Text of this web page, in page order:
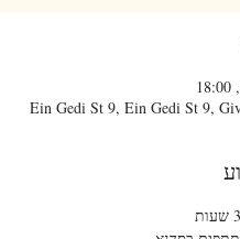
Ein Gedi St 9, Ein Gedi St 9,